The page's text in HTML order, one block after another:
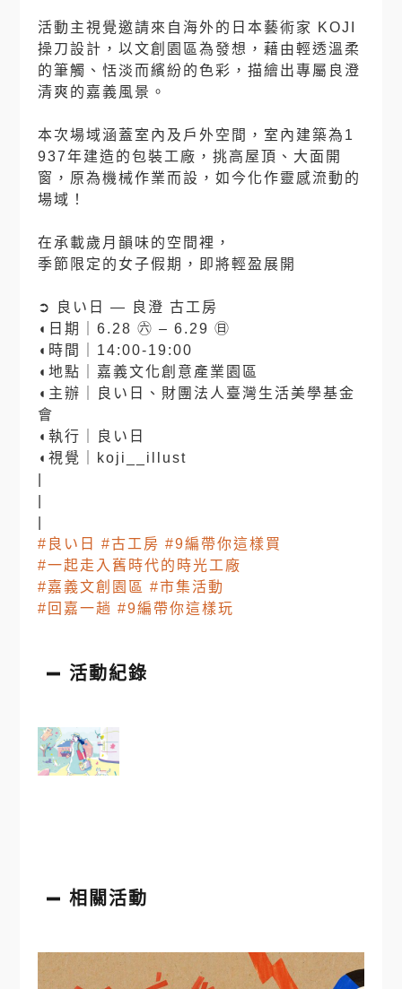
活動主視覺邀請來自海外的日本藝術家 KOJI
操刀設計，以文創園區為發想，藉由輕透溫柔
的筆觸、恬淡而繽紛的色彩，描繪出專屬良澄
清爽的嘉義風景。
本次場域涵蓋室內及戶外空間，室內建築為1
937年建造的包裝工廠，挑高屋頂、大面開
窗，原為機械作業而設，如今化作靈感流動的
場域！
在承載歲月韻味的空間裡，
季節限定的女子假期，即將輕盈展開
➲ 良い日 — 良澄 古工房
◖日期｜6.28 ㊅ – 6.29 ㊐
◖時間｜14:00-19:00
◖地點｜嘉義文化創意產業園區
◖主辦｜良い日、財團法人臺灣生活美學基金
會
◖執行｜良い日
◖視覺｜koji__illust
#良い日
#古工房 #9編帶你這樣買
#一起走入舊時代的時光工廠
#嘉義文創園區 #市集活動
#回嘉一趟 #9編帶你這樣玩
活動紀錄
相關活動